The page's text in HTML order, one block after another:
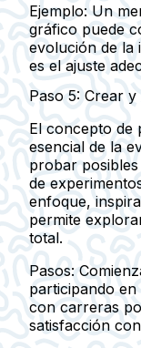
Ejemplo: Un
gráfico puede
evolución de la
es el ajuste
Paso 5: Crear
El concepto de
esencial de la
probar
de
enfoque,
permite
total.
Pasos:
participando
con carreras
satisfacción